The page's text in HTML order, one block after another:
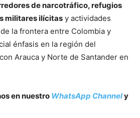
de narcotráfico, refugios
militares ilícitas y actividades
la frontera entre Colombia y
énfasis en la región del
Arauca y Norte de Santander en
en nuestro WhatsApp Channely